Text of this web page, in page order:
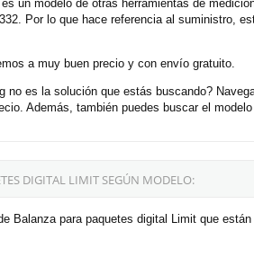
un modelo de otras herramientas de
Por lo que hace referencia al suministro,
a muy buen precio y con envío gratuito.
no es la solución que estás buscando?
Además, también puedes buscar el
DIGITAL LIMIT SEGÚN MODELO:
Balanza para paquetes digital Limit que